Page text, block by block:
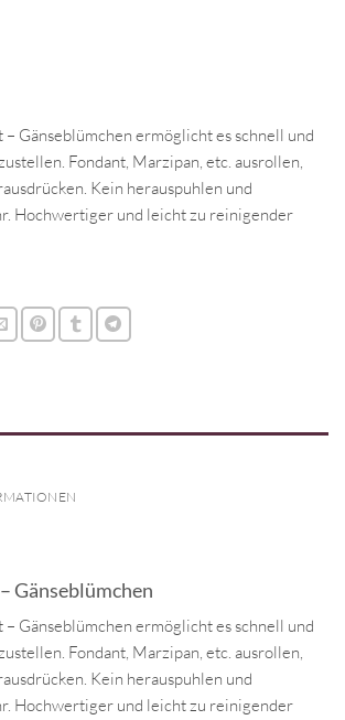
– Gänseblümchen ermöglicht es schnell und
Fondant, Marzipan, etc. ausrollen,
Kein herauspuhlen und
Hochwertiger und leicht zu reinigender
Gänseblümchen
– Gänseblümchen ermöglicht es schnell und
Fondant, Marzipan, etc. ausrollen,
Kein herauspuhlen und
Hochwertiger und leicht zu reinigender